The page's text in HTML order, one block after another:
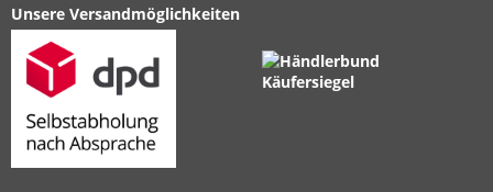
Unsere Versandmöglichkeiten